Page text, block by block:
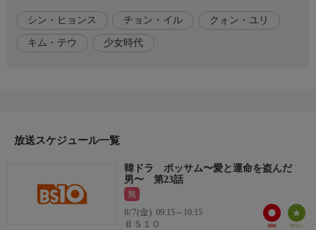
ないイチョムのもとに駆け込む。その後、バウの屋敷に現れたイ
チョム。スギョンは堂々とイチョムの前に姿を現し…。
番組の内容と放送時間は変更になる場合があります。
シン・ヒョンス チョン・イル クォン・ユリ
キム・テウ 少女時代
放送スケジュール一覧
韓ドラ ポッサム〜愛と運命を盗んだ
男〜 第23話
無
8/7(金) 09:15～10:15
ＢＳ１０